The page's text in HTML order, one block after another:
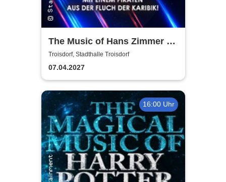
The Music of Hans Zimmer &
Others - A Celebration of Film
Music
Troisdorf, Stadthalle Troisdorf
07.04.2027
16:00 Uhr